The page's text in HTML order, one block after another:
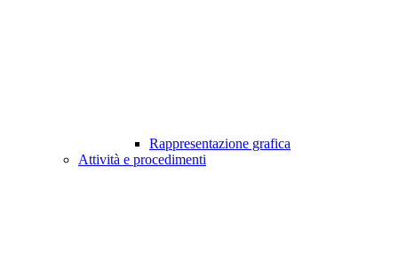
Rappresentazione grafica
Attività e procedimenti